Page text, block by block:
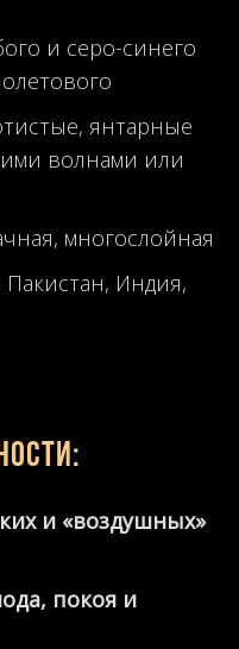
и серо-синего
янтарные
волнами или
многослойная
Пакистан, Индия,
и «воздушных»
покоя и